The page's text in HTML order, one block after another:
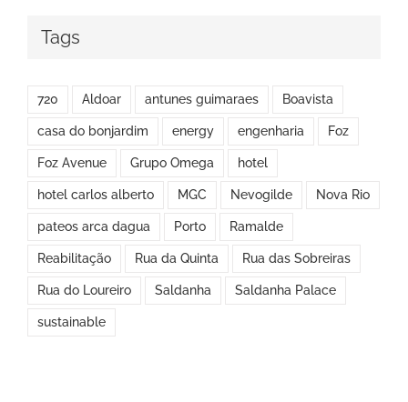
Tags
720 Aldoar antunes guimaraes Boavista
casa do bonjardim energy engenharia Foz
Foz Avenue Grupo Omega hotel
hotel carlos alberto MGC Nevogilde Nova Rio
pateos arca dagua Porto Ramalde
Reabilitação Rua da Quinta Rua das Sobreiras
Rua do Loureiro Saldanha Saldanha Palace
sustainable